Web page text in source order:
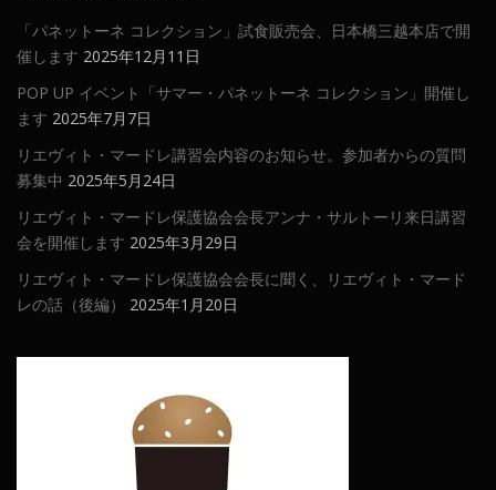
「パネットーネ コレクション」試食販売会、日本橋三越本店で開
催します 2025年12月11日
POP UP イベント「サマー・パネットーネ コレクション」開催し
ます 2025年7月7日
リエヴィト・マードレ講習会内容のお知らせ。参加者からの質問
募集中 2025年5月24日
リエヴィト・マードレ保護協会会長アンナ・サルトーリ来日講習
会を開催します 2025年3月29日
リエヴィト・マードレ保護協会会長に聞く、リエヴィト・マード
レの話（後編）
2025年1月20日